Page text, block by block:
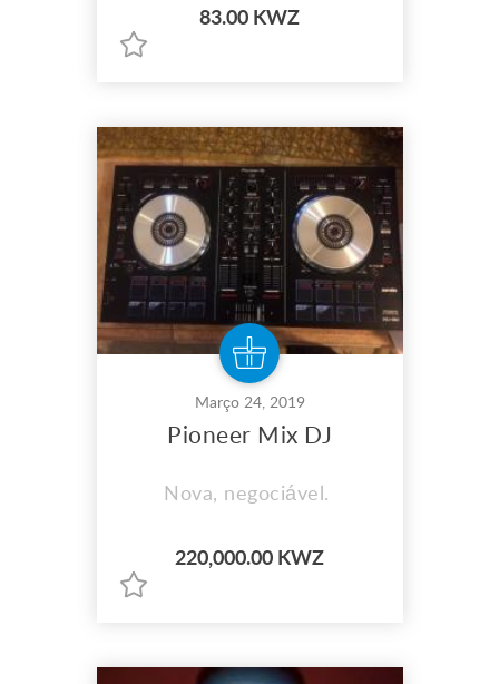
83.00 KWZ
Março 24, 2019
Pioneer Mix DJ
Nova, negociável.
220,000.00 KWZ